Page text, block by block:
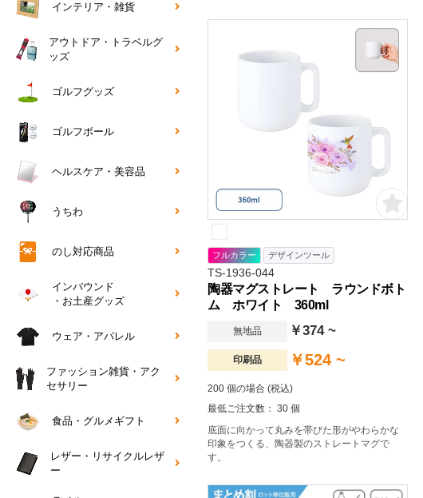
で、普段使いにもアウトドアにもおすすめで
フルカラー デザインツール
TS-1936-044
陶器マグストレート ラウンドボト
ム ホワイト 360ml
無地品 ￥374 ~
印刷品 ￥524 ~
200 個の場合 (税込)
最低ご注文数： 30 個
底面に向かって丸みを帯びた形がやわらかな
印象をつくる、陶器製のストレートマグで
す。
インテリア・雑貨
アウトドア・トラベルグ
ッズ
ゴルフグッズ
ゴルフボール
ヘルスケア・美容品
うちわ
のし対応商品
インバウンド
・お土産グッズ
ウェア・アパレル
ファッション雑貨・アク
セサリー
食品・グルメギフト
レザー・リサイクルレザ
ー